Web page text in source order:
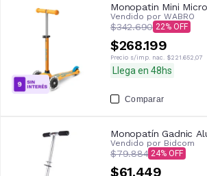
Monopatin Mini
Vendido por WABRO
$342.690 22
$268.199
Precio s/imp. nac. $221.652,07
Llega en 48hs
Comparar
Monopatín Gadnic
Vendido por Bidcom
$79.884 24
$61.449